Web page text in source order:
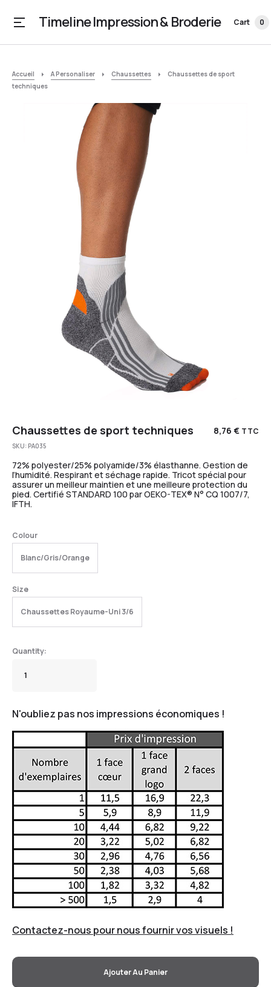
Timeline Impression & Broderie Cart 0
Accueil A Personaliser Chaussettes
Chaussettes de sport
techniques
Chaussettes de sport techniques 8,76 € TTC
SKU: PA035
72% polyester/25% polyamide/3% élasthanne. Gestion de
l’humidité. Respirant et séchage rapide. Tricot spécial pour
assurer un meilleur maintien et une meilleure protection du
pied. Certifié STANDARD 100 par OEKO-TEX® N° CQ 1007/7,
IFTH.
Colour
Blanc/Gris/Orange
Size
Chaussettes Royaume-Uni 3/6
N'oubliez pas nos impressions économiques !
Contactez-nous pour nous fournir vos visuels !
Ajouter Au Panier